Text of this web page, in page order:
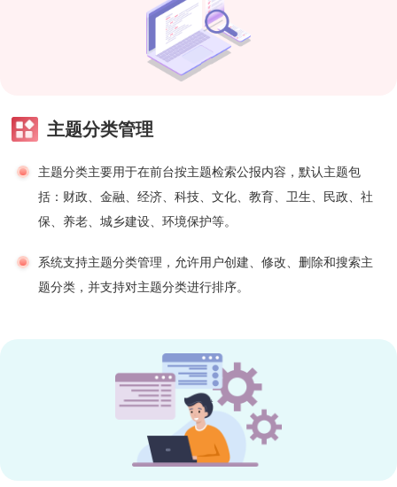
主题分类管理
主题分类主要用于在前台按主题检索公报内容，默认主题包
括：财政、金融、经济、科技、文化、教育、卫生、民政、社
保、养老、城乡建设、环境保护等。
系统支持主题分类管理，允许用户创建、修改、删除和搜索主
题分类，并支持对主题分类进行排序。